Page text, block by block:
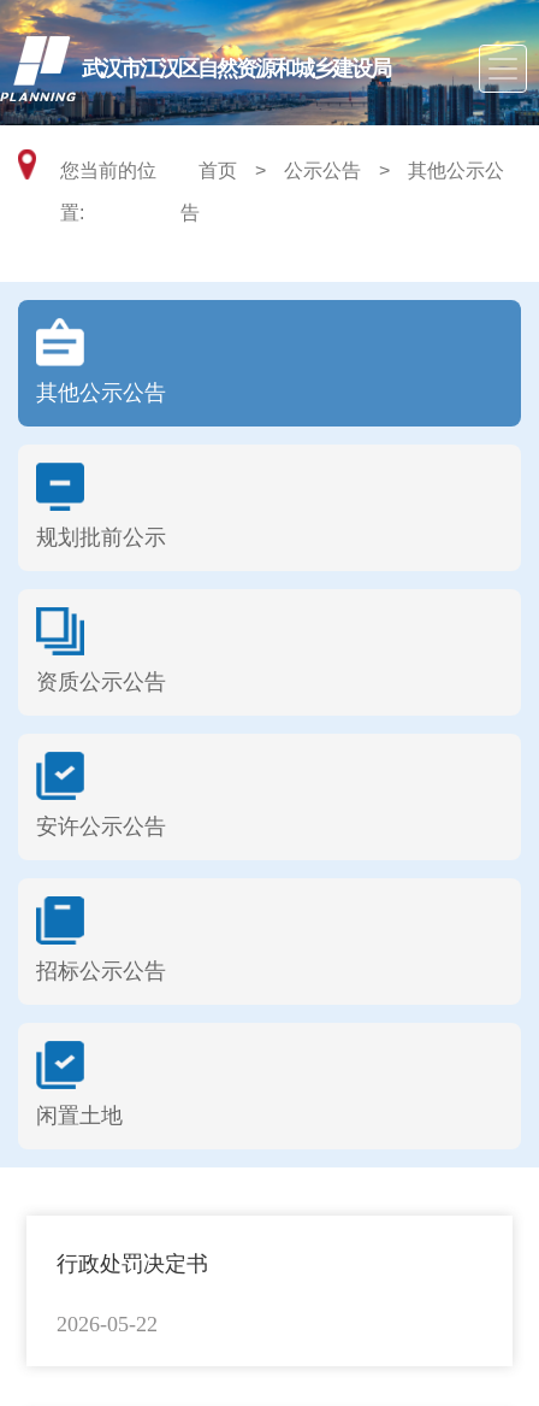
武汉市江汉区自然资源和城乡建设局
您当前的位
置:
首页 > 公示公告 > 其他公示公
告
其他公示公告
规划批前公示
资质公示公告
安许公示公告
招标公示公告
闲置土地
行政处罚决定书
2026-05-22